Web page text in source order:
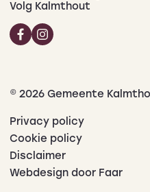
Volg Kalmthout
© 2026 Gemeente
Privacy policy
Cookie policy
Disclaimer
Webdesign door Faar